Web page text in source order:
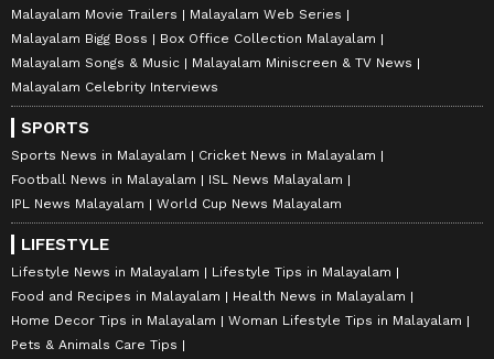
Malayalam Movie Trailers
Malayalam Web Series
Malayalam Bigg Boss
Box Office Collection Malayalam
Malayalam Songs & Music
Malayalam Miniscreen & TV News
Malayalam Celebrity Interviews
SPORTS
Sports News in Malayalam
Cricket News in Malayalam
Football News in Malayalam
ISL News Malayalam
IPL News Malayalam
World Cup News Malayalam
LIFESTYLE
Lifestyle News in Malayalam
Lifestyle Tips in Malayalam
Food and Recipes in Malayalam
Health News in Malayalam
Home Decor Tips in Malayalam
Woman Lifestyle Tips in Malayalam
Pets & Animals Care Tips